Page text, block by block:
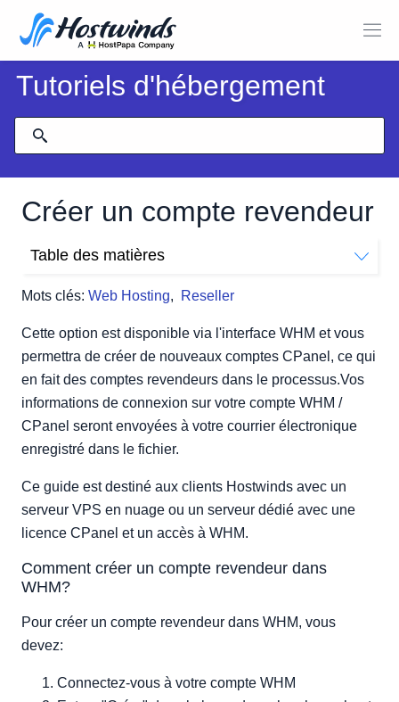
Tutoriels d'hébergement
Créer un compte revendeur
Mots clés: Web Hosting, Reseller
Table des matières
Cette option est disponible via l'interface WHM et vous
permettra de créer de nouveaux comptes CPanel, ce qui
en fait des comptes revendeurs dans le processus.Vos
informations de connexion sur votre compte WHM /
CPanel seront envoyées à votre courrier électronique
enregistré dans le fichier.
Ce guide est destiné aux clients Hostwinds avec un
serveur VPS en nuage ou un serveur dédié avec une
licence CPanel et un accès à WHM.
Comment créer un compte revendeur dans
WHM?
Pour créer un compte revendeur dans WHM, vous
devez:
Connectez-vous à votre compte WHM